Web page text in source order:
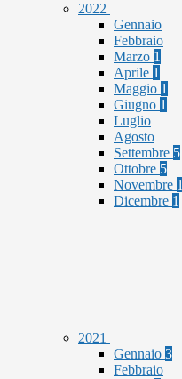
2022
Gennaio
Febbraio
Marzo 1
Aprile 1
Maggio 1
Giugno 1
Luglio
Agosto
Settembre 5
Ottobre 5
Novembre 1
Dicembre 1
2021
Gennaio 3
Febbraio